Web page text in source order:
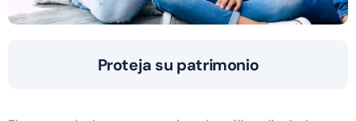
Proteja su patrimonio